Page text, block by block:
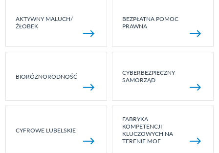
AKTYWNY MALUCH/
ŻŁOBEK
BEZPŁATNA POMOC
PRAWNA
BIORÓŻNORODNOŚĆ
CYBERBEZPIECZNY
SAMORZĄD
CYFROWE LUBELSKIE
FABRYKA
KOMPETENCJI
KLUCZOWYCH NA
TERENIE MOF